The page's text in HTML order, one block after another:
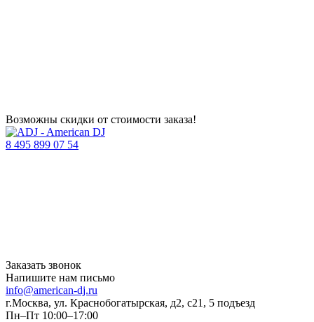
Возможны скидки от стоимости заказа!
8 495 899 07 54
Заказать звонок
Напишите нам письмо
info@american-dj.ru
г.Москва, ул. Краснобогатырская, д2, с21, 5 подъезд
Пн–Пт 10:00–17:00